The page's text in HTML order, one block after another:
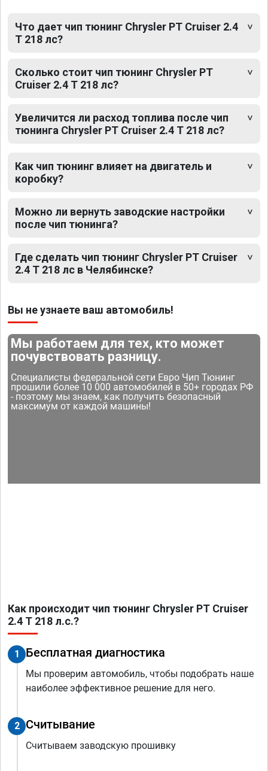
Что дает чип тюнинг Chrysler PT Cruiser 2.4
T 218 лс?
Сколько стоит чип тюнинг Chrysler PT
Cruiser 2.4 T 218 лс?
Увеличится ли расход топлива после чип
тюнинга Chrysler PT Cruiser 2.4 T 218 лс?
Как чип тюнинг влияет на двигатель и
коробку?
Можно ли вернуть заводские настройки
после чип тюнинга?
Где сделать чип тюнинг Chrysler PT Cruiser
2.4 T 218 лс в Челябинске?
Вы не узнаете ваш автомобиль!
Мы работаем для тех, кто может
почувствовать разницу.
Специалисты федеральной сети Евро Чип Тюнинг
прошили более 10 000 автомобилей в 50+ городах РФ
- поэтому мы знаем, как получить безопасный
максимум от каждой машины!
Как происходит чип тюнинг Chrysler PT Cruiser
2.4 T 218 л.с.?
1 Бесплатная диагностика
Мы проверим автомобиль, чтобы подобрать наше
наиболее эффективное решение для него.
2 Считывание
Считываем заводскую прошивку